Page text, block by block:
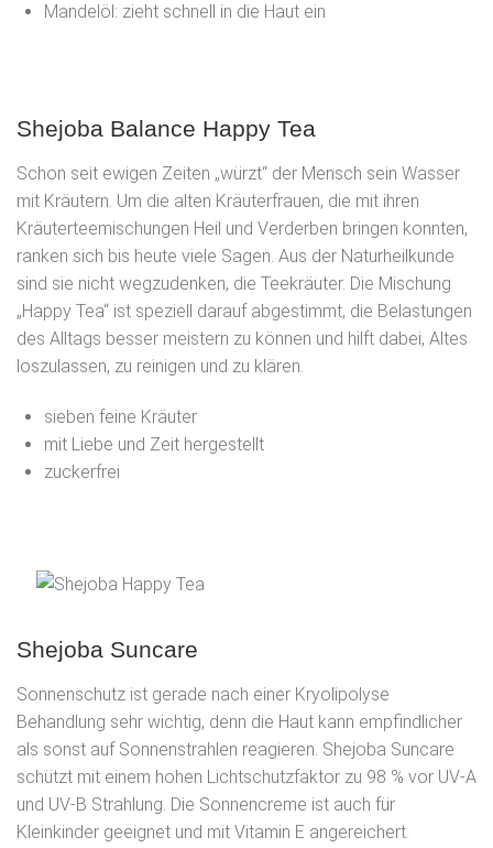
Mandelöl: zieht schnell in die Haut ein
Shejoba Balance Happy Tea
Schon seit ewigen Zeiten „würzt“ der Mensch sein Wasser
mit Kräutern. Um die alten Kräuterfrauen, die mit ihren
Kräuterteemischungen Heil und Verderben bringen konnten,
ranken sich bis heute viele Sagen. Aus der Naturheilkunde
sind sie nicht wegzudenken, die Teekräuter. Die Mischung
„Happy Tea“ ist speziell darauf abgestimmt, die Belastungen
des Alltags besser meistern zu können und hilft dabei, Altes
loszulassen, zu reinigen und zu klären.
sieben feine Kräuter
mit Liebe und Zeit hergestellt
zuckerfrei
Shejoba Suncare
Sonnenschutz ist gerade nach einer Kryolipolyse
Behandlung sehr wichtig, denn die Haut kann empfindlicher
als sonst auf Sonnenstrahlen reagieren. Shejoba Suncare
schützt mit einem hohen Lichtschutzfaktor zu 98 % vor UV-A
und UV-B Strahlung. Die Sonnencreme ist auch für
Kleinkinder geeignet und mit Vitamin E angereichert.